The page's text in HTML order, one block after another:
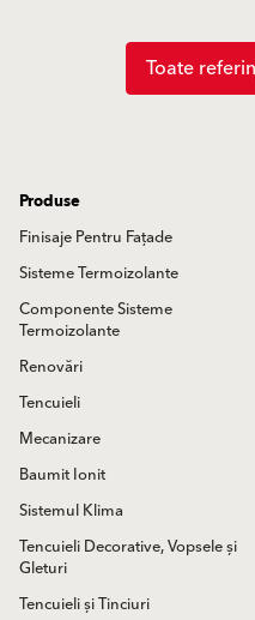
Toate
Produse
Finisaje Pentru Fațade
Sisteme Termoizolante
Componente Sisteme
Termoizolante
Renovări
Tencuieli
Mecanizare
Baumit Ionit
Sistemul Klima
Tencuieli Decorative, Vopsele și
Gleturi
Tencuieli și Tinciuri